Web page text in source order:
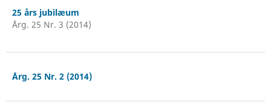
25 års jubilæum
Årg. 25 Nr. 3 (2014)
Årg. 25 Nr. 2 (2014)